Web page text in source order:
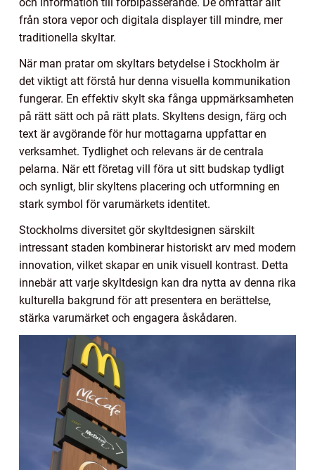
från stora vepor och digitala displayer till mindre, mer
traditionella skyltar.
När man pratar om skyltars betydelse i Stockholm är
det viktigt att förstå hur denna visuella kommunikation
fungerar. En effektiv skylt ska fånga uppmärksamheten
på rätt sätt och på rätt plats. Skyltens design, färg och
text är avgörande för hur mottagarna uppfattar en
verksamhet. Tydlighet och relevans är de centrala
pelarna. När ett företag vill föra ut sitt budskap tydligt
och synligt, blir skyltens placering och utformning en
stark symbol för varumärkets identitet.
Stockholms diversitet gör skyltdesignen särskilt
intressant staden kombinerar historiskt arv med modern
innovation, vilket skapar en unik visuell kontrast. Detta
innebär att varje skyltdesign kan dra nytta av denna rika
kulturella bakgrund för att presentera en berättelse,
stärka varumärket och engagera åskådaren.